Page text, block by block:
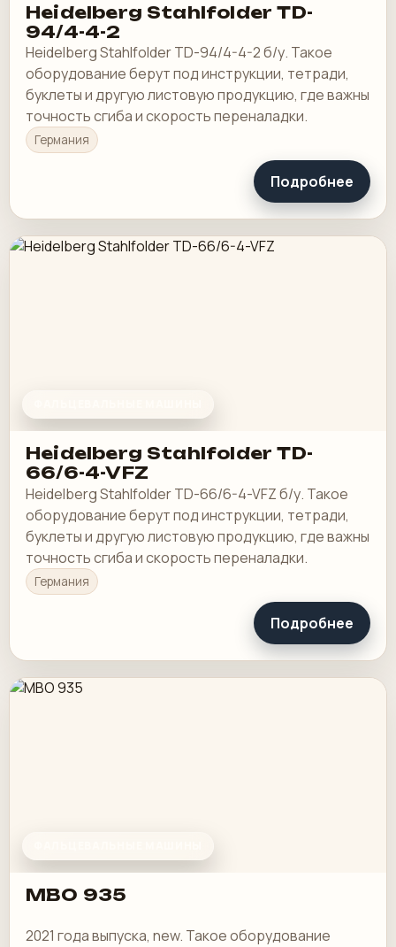
Heidelberg Stahlfolder TD-
94/4-4-2
Heidelberg Stahlfolder TD-94/4-4-2 б/у. Такое
оборудование берут под инструкции, тетради,
буклеты и другую листовую продукцию, где важны
точность сгиба и скорость переналадки.
Германия
Подробнее
Heidelberg Stahlfolder TD-
66/6-4-VFZ
Heidelberg Stahlfolder TD-66/6-4-VFZ б/у. Такое
оборудование берут под инструкции, тетради,
буклеты и другую листовую продукцию, где важны
точность сгиба и скорость переналадки.
Германия
Подробнее
MBO 935
2021 года выпуска, new. Такое оборудование